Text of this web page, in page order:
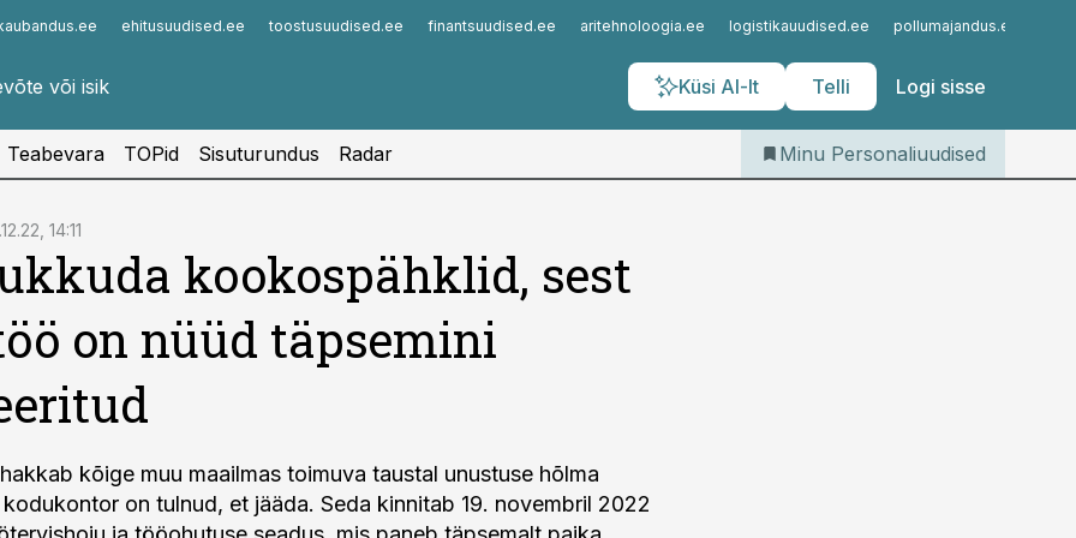
ehitusuudised.ee toostusuudised.ee finantsuudised.ee aritehnoloogia.ee logistikauudised.ee pollumajandus.ee
Küsi AI-lt Telli Logi sisse
Infopank
Iseteenindus
Telli Personaliuudised
Teabevara TOPid Sisuturundus Radar Minu Personaliuudised
14:11
kookospähklid, sest
on nüüd täpsemini
kõige muu maailmas toimuva taustal unustuse hõlma
on tulnud, et jääda. Seda kinnitab 19. novembril 2022